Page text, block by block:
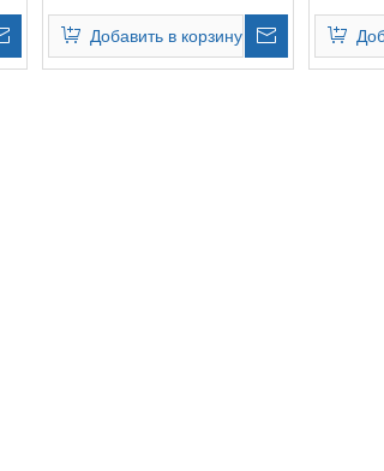
Добавить в корзину